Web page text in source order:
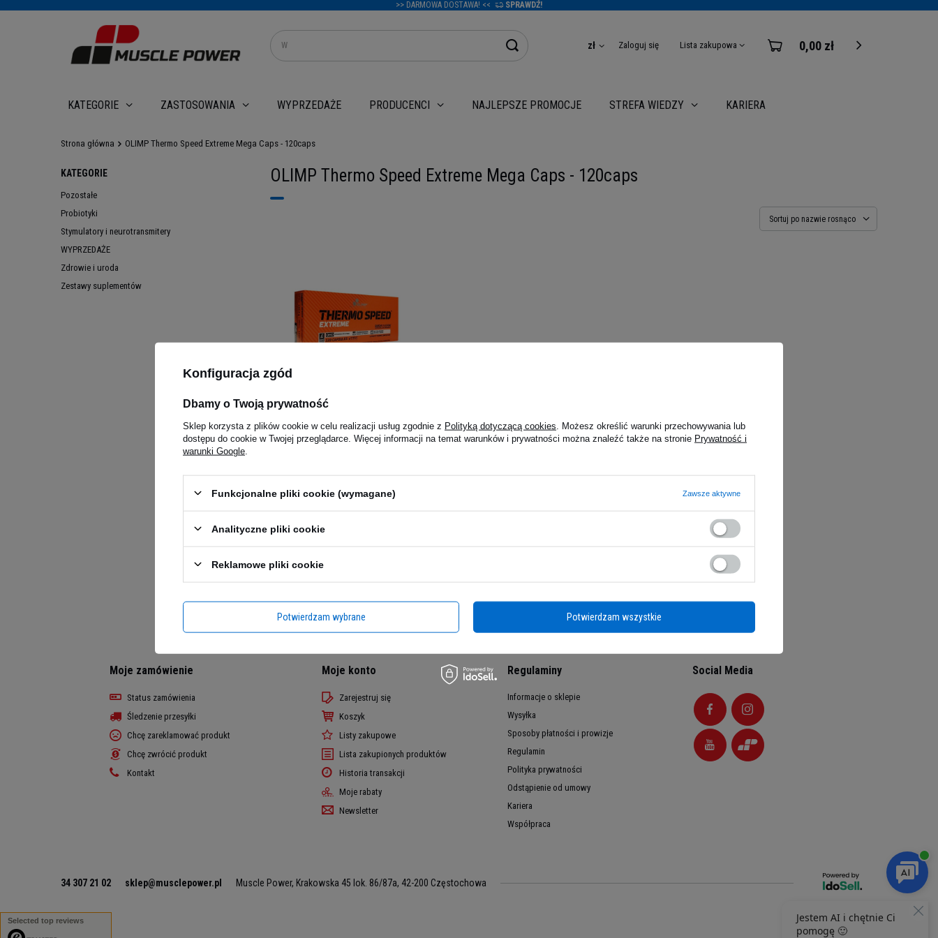
>> DARMOWA DOSTAWA! << SPRAWDŹ!
zł Zaloguj się Lista zakupowa 0,00 zł
KATEGORIE ZASTOSOWANIA WYPRZEDAŻE PRODUCENCI NAJLEPSZE PROMOCJE STREFA WIEDZY KARIERA
Strona główna OLIMP Thermo Speed Extreme Mega Caps - 120caps
KATEGORIE
Pozostałe
Probiotyki
Stymulatory i neurotransmitery
WYPRZEDAŻE
Zdrowie i uroda
Zestawy suplementów
OLIMP Thermo Speed Extreme Mega Caps - 120caps
Sortuj po nazwie rosnąco
Extreme Mega Caps - 120caps
4.98 (50)
78,99 zł
Moje zamówienie
Status zamówienia
Śledzenie przesyłki
Chcę zareklamować produkt
Chcę zwrócić produkt
Kontakt
Moje konto
Zarejestruj się
Koszyk
Listy zakupowe
Lista zakupionych produktów
Historia transakcji
Moje rabaty
Newsletter
Regulaminy
Informacje o sklepie
Wysyłka
Sposoby płatności i prowizje
Regulamin
Polityka prywatności
Odstąpienie od umowy
Kariera
Współpraca
Social Media
34 307 21 02 sklep@musclepower.pl Muscle Power, Krakowska 45 lok. 86/87a, 42-200 Częstochowa
Selected top reviews
Konfiguracja zgód
Dbamy o Twoją prywatność
Sklep korzysta z plików cookie w celu realizacji usług zgodnie z Polityką dotyczącą cookies . Możesz określić warunki przechowywania lub
dostępu do cookie w Twojej przeglądarce. Więcej informacji na temat warunków i prywatności można znaleźć także na stronie Prywatność i
warunki Google
Funkcjonalne pliki cookie (wymagane) Zawsze aktywne
Analityczne pliki cookie
Reklamowe pliki cookie
Potwierdzam wybrane Potwierdzam wszystkie